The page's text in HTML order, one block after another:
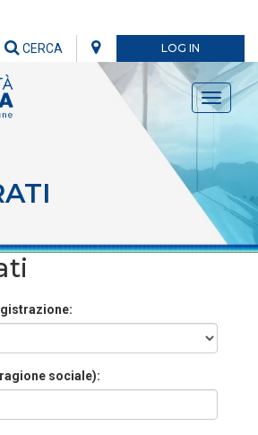
LOG IN
CERCA
Toggle
sociale):